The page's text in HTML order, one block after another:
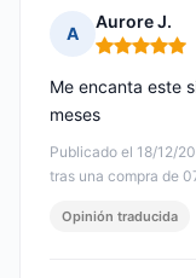
A
Aurore J.
Nota: 5 de 5
Publicado el 18/12/
tras una compra de
Me encanta este
meses
Opinión traducida